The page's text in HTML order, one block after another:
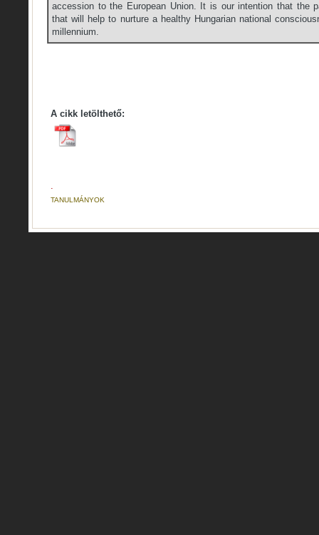
accession to the European Union. It is our intention that the
that will help to nurture a healthy Hungarian national
millennium.
A cikk letölthető:
.
TANULMÁNYOK